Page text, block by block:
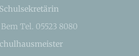
Schulsekretärin
Tel. 05523 8080